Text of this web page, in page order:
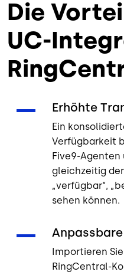
Die
UC-
Erhöhte
Ein
Verfügbarkeit
Five9-
gleichzeitig
„verfügbar“,
sehen können.
Importieren
RingCentral-